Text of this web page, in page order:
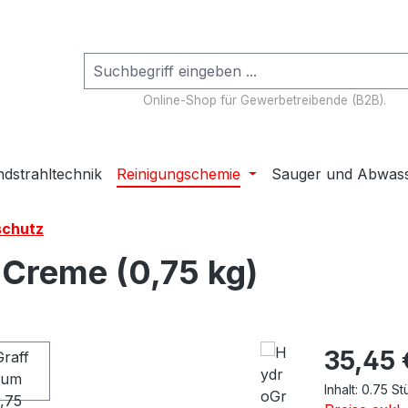
Online-Shop für Gewerbetreibende (B2B).
Reinigungschemie Sauger und
(0,75 kg)
Regulärer
35,45
Inhalt: 0.75